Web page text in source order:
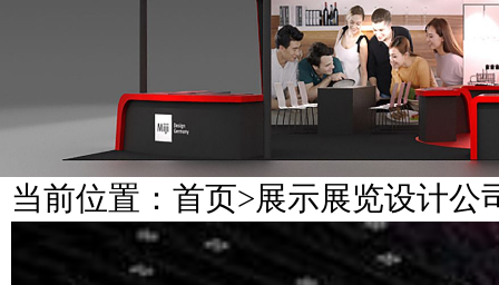
当前位置： 首页>展示展览设计公